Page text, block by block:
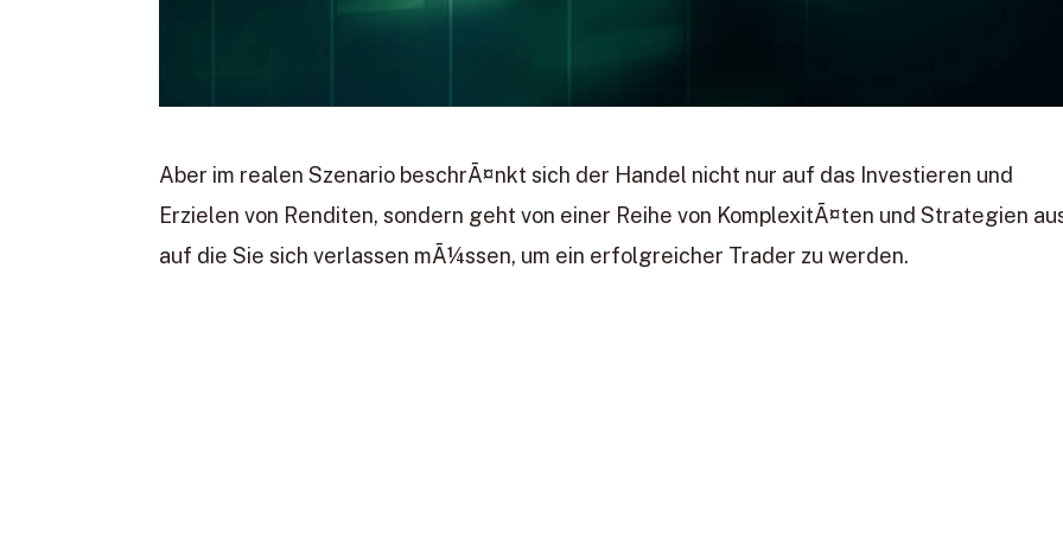
Aber im realen Szenario beschrÃ¤nkt sich der Handel nicht nur auf das Investieren und
Erzielen von Renditen, sondern geht von einer Reihe von KomplexitÃ¤ten und Strategien
auf die Sie sich verlassen mÃ¼ssen, um ein erfolgreicher Trader zu werden.